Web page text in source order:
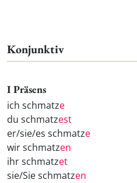
Konjunktiv
I Präsens
ich schmatze
du schmatzest
er/sie/es schmatze
wir schmatzen
ihr schmatzet
sie/Sie schmatzen